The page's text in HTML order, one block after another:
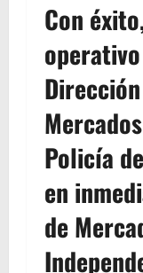
Con
Policía
en
de